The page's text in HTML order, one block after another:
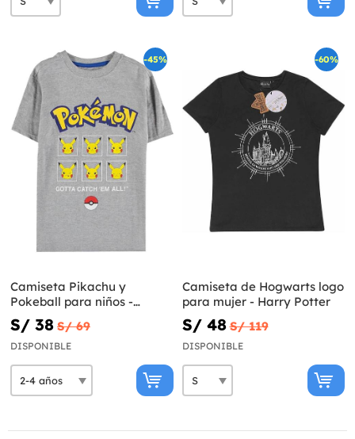
-45%
Camiseta Pikachu y
Pokeball para niños -
Pokémon
S/ 38 S/ 69
DISPONIBLE
-60%
Camiseta de Hogwarts logo
para mujer - Harry Potter
S/ 48 S/ 119
DISPONIBLE